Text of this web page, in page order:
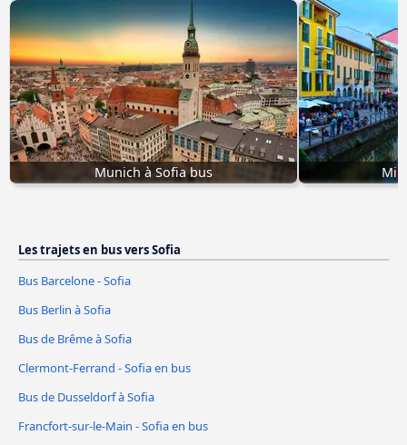
Munich à Sofia bus
Les trajets en bus vers Sofia
Bus Barcelone - Sofia
Bus Berlin à Sofia
Bus de Brême à Sofia
Clermont-Ferrand - Sofia en bus
Bus de Dusseldorf à Sofia
Francfort-sur-le-Main - Sofia en bus